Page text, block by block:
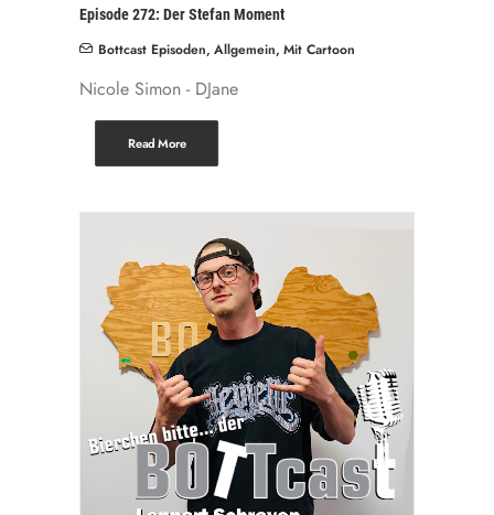
Episode 272: Der Stefan Moment
Bottcast Episoden, Allgemein, Mit Cartoon
Nicole Simon - DJane
Read More